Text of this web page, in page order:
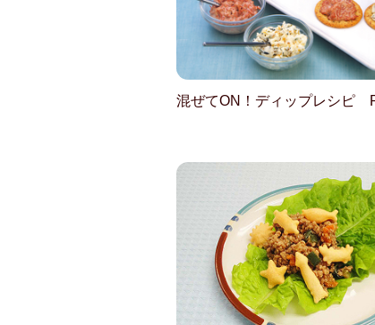
混ぜてON！ディップレシピ